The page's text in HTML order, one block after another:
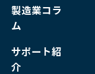
製造業コラ
ム
サポート紹
介